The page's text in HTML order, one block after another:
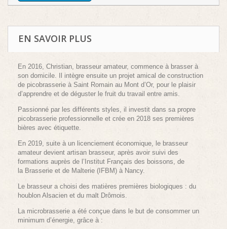
EN SAVOIR PLUS
En 2016, Christian, brasseur amateur, commence à brasser à
son domicile. Il intègre ensuite un projet amical de construction
de picobrasserie à Saint Romain au Mont d’Or, pour le plaisir
d’apprendre et de déguster le fruit du travail entre amis.
Passionné par les différents styles, il investit dans sa propre
picobrasserie professionnelle et crée en 2018 ses premières
bières avec étiquette.
En 2019, suite à un licenciement économique, le brasseur
amateur devient artisan brasseur, après avoir suivi des
formations auprès de l’Institut Français des boissons, de
la Brasserie et de Malterie (IFBM) à Nancy.
Le brasseur a choisi des matières premières biologiques : du
houblon Alsacien et du malt Drômois.
La microbrasserie a été conçue dans le but de consommer un
minimum d’énergie, grâce à :